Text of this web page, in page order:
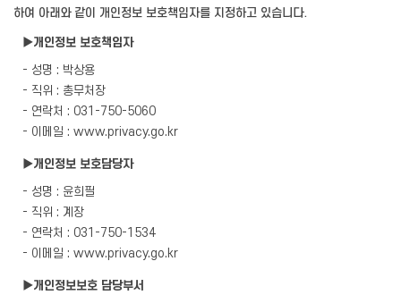
하여 아래와 같이 개인정보 보호책임자를 지정하고 있습니다.
▶개인정보 보호책임자
- 성명 : 박상용
- 직위 : 총무처장
- 연락처 : 031-750-5060
- 이메일 : www.privacy.go.kr
▶개인정보 보호담당자
- 성명 : 윤희필
- 직위 : 계장
- 연락처 : 031-750-1534
- 이메일 : www.privacy.go.kr
▶개인정보보호 담당부서